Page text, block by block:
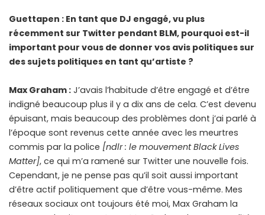
Guettapen : En tant que DJ engagé, vu plus
récemment sur Twitter pendant BLM, pourquoi est-il
important pour vous de donner vos avis politiques sur
des sujets politiques en tant qu’artiste ?
Max Graham : J’avais l’habitude d’être engagé et d’être
indigné beaucoup plus il y a dix ans de cela. C’est devenu
épuisant, mais beaucoup des problèmes dont j’ai parlé à
l’époque sont revenus cette année avec les meurtres
commis par la police [ndlr : le mouvement Black Lives
Matter], ce qui m’a ramené sur Twitter une nouvelle fois.
Cependant, je ne pense pas qu’il soit aussi important
d’être actif politiquement que d’être vous-même. Mes
réseaux sociaux ont toujours été moi, Max Graham la